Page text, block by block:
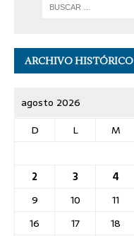
ARCHIVO HISTÓRICO
agosto 2026
D
L M
2
3 4
9
10 11
16
17 18